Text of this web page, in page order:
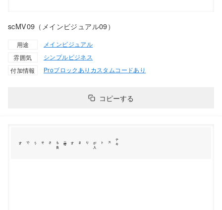
scMV09（メインビジュアル09）
用途
メインビジュアル
雰囲気
シンプルビジネス
付加情報
Proブロックあり カスタムコードあり
コピーする